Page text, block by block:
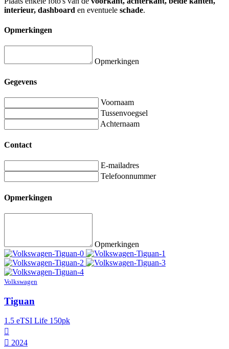
interieur, dashboard en eventuele schade.
Opmerkingen
Opmerkingen
Gegevens
Voornaam
Tussenvoegsel
Achternaam
Contact
E-mailadres
Telefoonnummer
Opmerkingen
Opmerkingen
Volkswagen
Tiguan
1.5 eTSI Life 150pk
2024